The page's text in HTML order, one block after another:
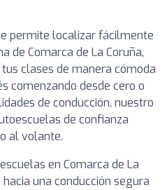
permite localizar fácilmente
de Comarca de La Coruña,
clases de manera cómoda
comenzando desde cero o
de conducción, nuestro
de confianza
al volante.
en Comarca de La
una conducción segura